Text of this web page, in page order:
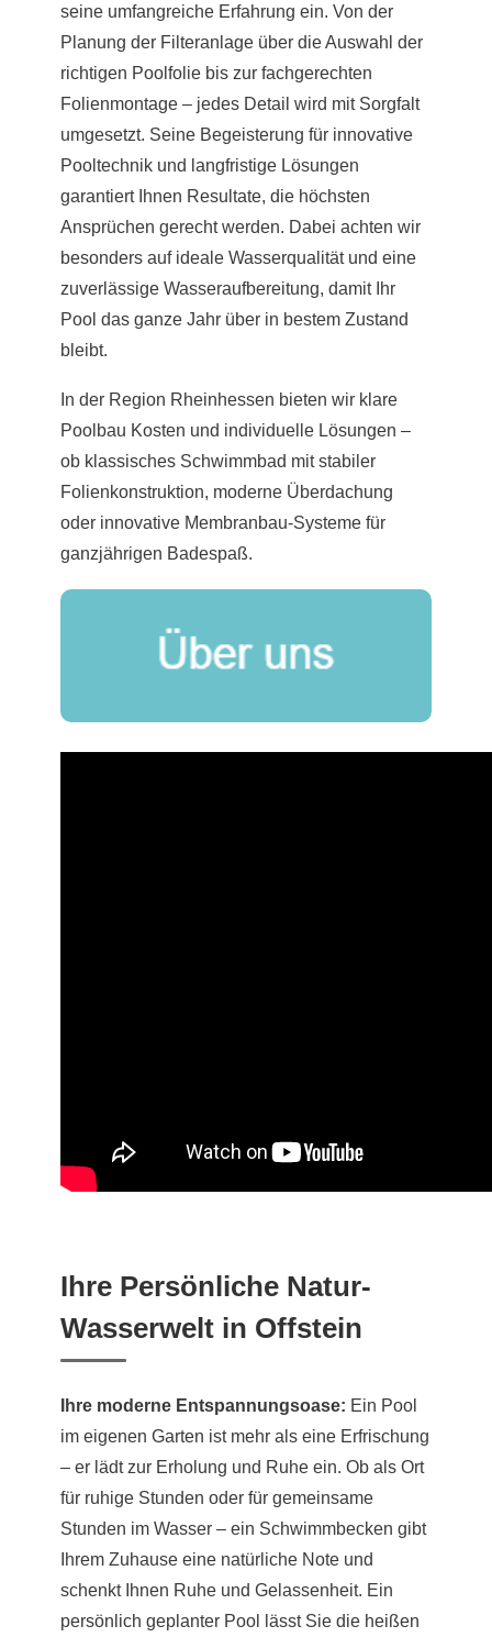
seine umfangreiche Erfahrung ein. Von der
Planung der Filteranlage über die Auswahl der
richtigen Poolfolie bis zur fachgerechten
Folienmontage – jedes Detail wird mit Sorgfalt
umgesetzt. Seine Begeisterung für innovative
Pooltechnik und langfristige Lösungen
garantiert Ihnen Resultate, die höchsten
Ansprüchen gerecht werden. Dabei achten wir
besonders auf ideale Wasserqualität und eine
zuverlässige Wasseraufbereitung, damit Ihr
Pool das ganze Jahr über in bestem Zustand
bleibt.
In der Region Rheinhessen bieten wir klare
Poolbau Kosten und individuelle Lösungen –
ob klassisches Schwimmbad mit stabiler
Folienkonstruktion, moderne Überdachung
oder innovative Membranbau-Systeme für
ganzjährigen Badespaß.
Ihre Persönliche Natur-
Wasserwelt in Offstein
Ihre moderne Entspannungsoase: Ein Pool
im eigenen Garten ist mehr als eine Erfrischung
– er lädt zur Erholung und Ruhe ein. Ob als Ort
für ruhige Stunden oder für gemeinsame
Stunden im Wasser – ein Schwimmbecken gibt
Ihrem Zuhause eine natürliche Note und
schenkt Ihnen Ruhe und Gelassenheit. Ein
persönlich geplanter Pool lässt Sie die heißen